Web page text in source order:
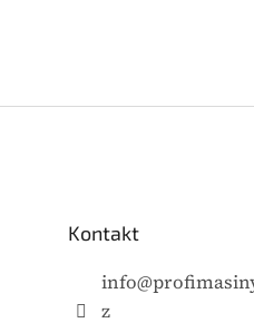
Kontakt
info@
z